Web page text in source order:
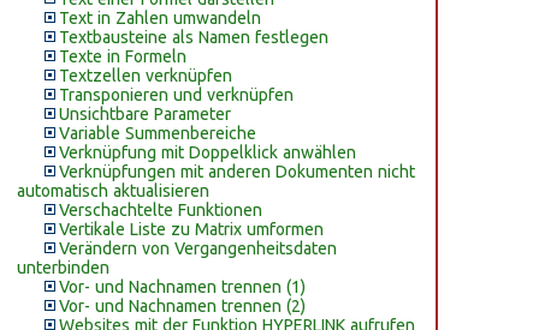
Text in Zahlen umwandeln
Textbausteine als Namen festlegen
Texte in Formeln
Textzellen verknüpfen
Transponieren und verknüpfen
Unsichtbare Parameter
Variable Summenbereiche
Verknüpfung mit Doppelklick anwählen
Verknüpfungen mit anderen Dokumenten nicht
automatisch aktualisieren
Verschachtelte Funktionen
Vertikale Liste zu Matrix umformen
Verändern von Vergangenheitsdaten
unterbinden
Vor- und Nachnamen trennen (1)
Vor- und Nachnamen trennen (2)
Websites mit der Funktion HYPERLINK aufrufen